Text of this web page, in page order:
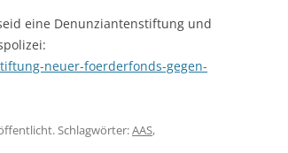
eine Denunziantenstiftung und
neuer-foerderfonds-gegen-
Schlagwörter:AAS,